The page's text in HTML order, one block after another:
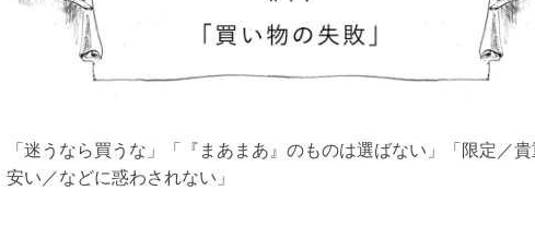
「迷うなら買うな」「『まあまあ』のものは選ばない」「限定／貴
安い／などに惑わされない」